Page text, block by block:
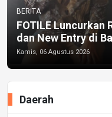
BERITA
FOTILE Luncurkan
dan New Entry di
Kamis, 06 Agustus 2026
Daerah